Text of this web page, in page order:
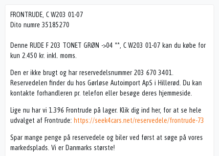
FRONTRUDE, C W203 01-07
Dito numre 35185270
Denne RUDE F 203 TONET GRØN ->04 **, C W203 01-07 kan du købe for
kun 2.450 kr. inkl. moms.
Den er ikke brugt og har reservedelsnummer 203 670 3401.
Reservedelen finder du hos Gørløse Autoimport ApS i Hillerød. Du kan
kontakte forhandleren pr. telefon eller besøge deres hjemmeside.
Lige nu har vi 1.396 Frontrude på lager. Klik dig ind her, for at se hele
udvalget af Frontrude: https://seek4cars.net/reservedele/frontrude-73
Spar mange penge på reservedele og biler ved først at søge på vores
markedsplads. Vi er Danmarks største!